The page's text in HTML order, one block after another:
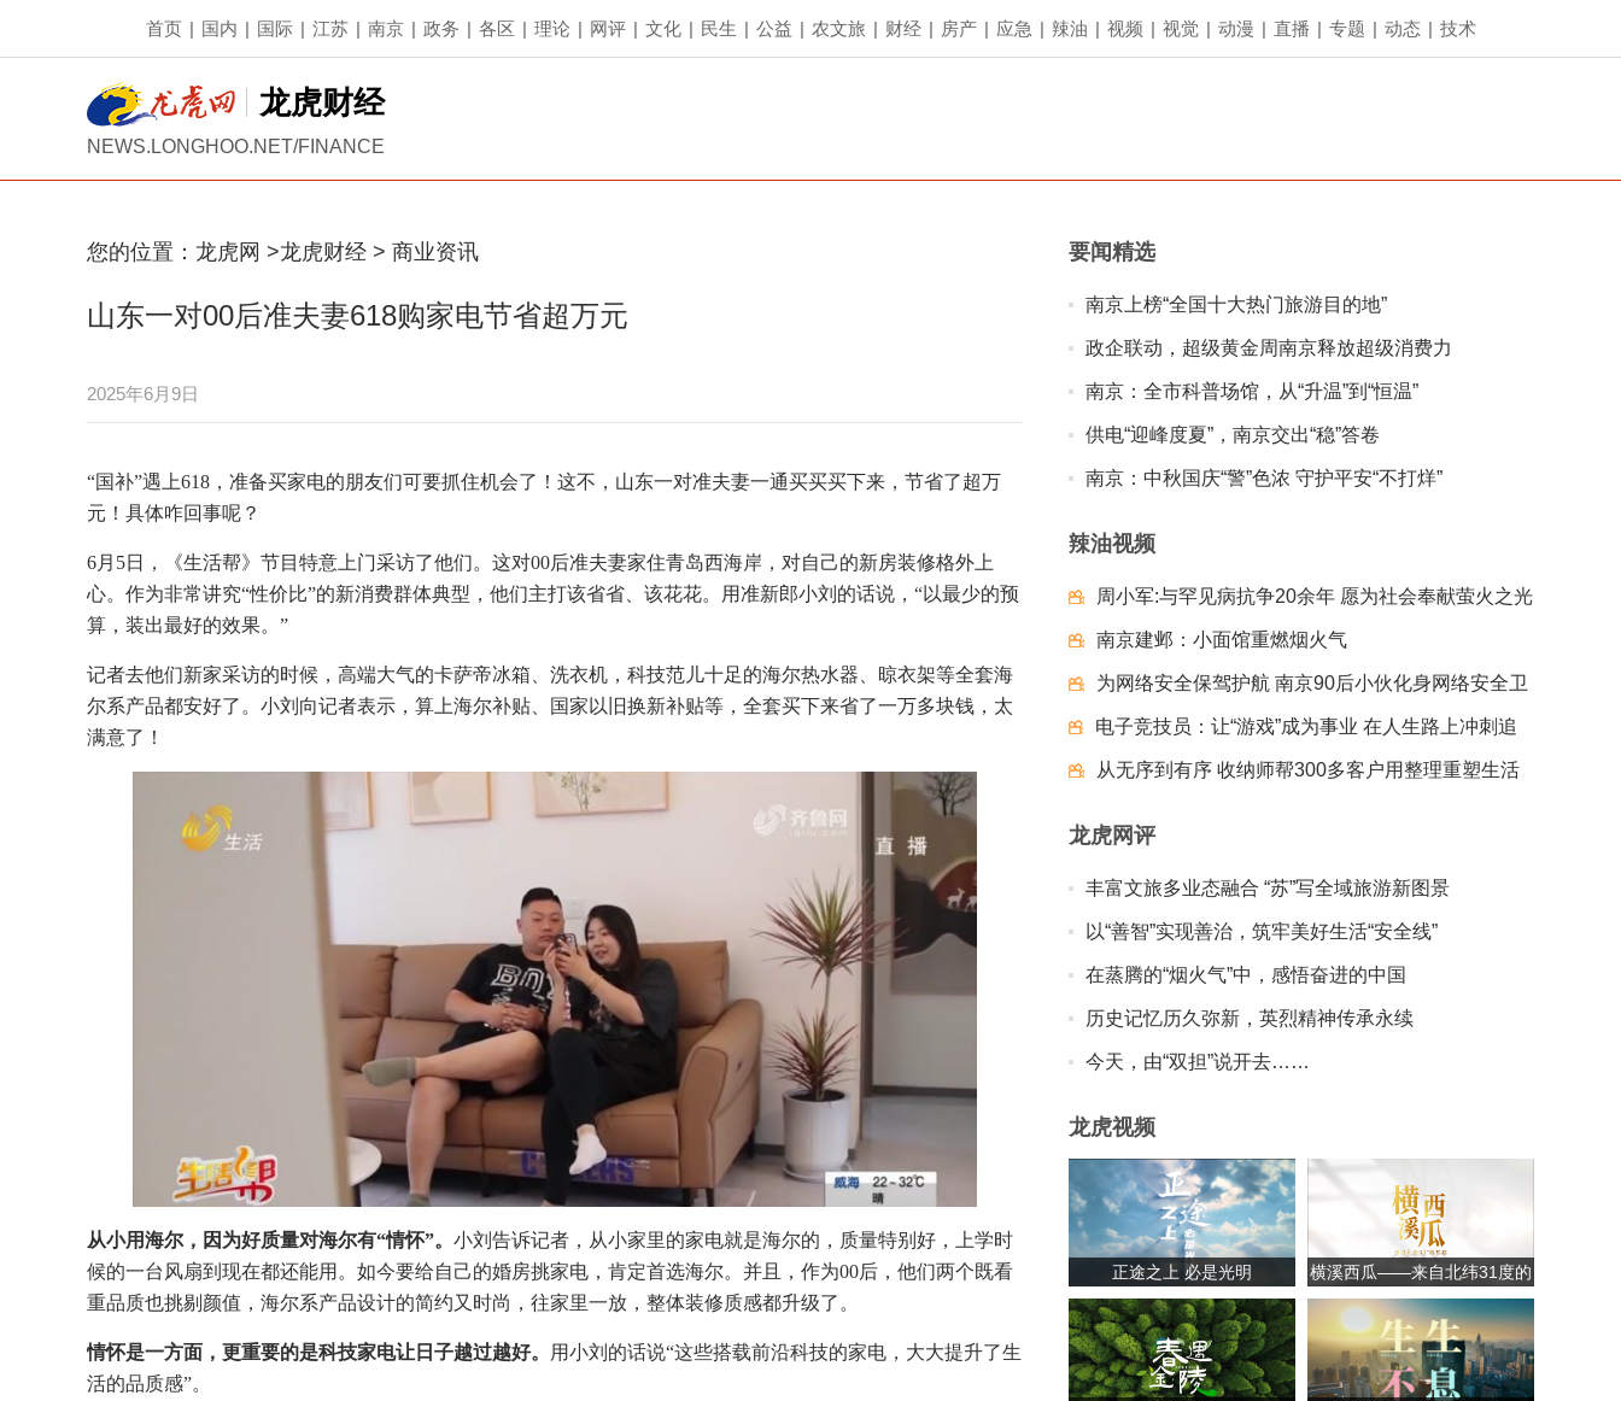
首页 | 国内 | 国际 | 江苏 | 南京 | 政务 | 各区 | 理论 | 网评 | 文化 | 民生 | 公益 | 农文旅 | 财经 | 房产 | 应急 | 辣油 | 视频 | 视觉 | 动漫 | 直播 | 专题 | 动态 | 技术
龙虎财经
NEWS.LONGHOO.NET/FINANCE
您的位置： 龙虎网 >龙虎财经 > 商业资讯
山东一对00后准夫妻618购家电节省超万元
2025年6月9日
“国补”遇上618，准备买家电的朋友们可要抓住机会了！这不，山东一对准夫妻一通买买买下来，节省了超万
元！具体咋回事呢？
6月5日，《生活帮》节目特意上门采访了他们。这对00后准夫妻家住青岛西海岸，对自己的新房装修格外上
心。作为非常讲究“性价比”的新消费群体典型，他们主打该省省、该花花。用准新郎小刘的话说，“以最少的预
算，装出最好的效果。”
记者去他们新家采访的时候，高端大气的卡萨帝冰箱、洗衣机，科技范儿十足的海尔热水器、晾衣架等全套海
尔系产品都安好了。小刘向记者表示，算上海尔补贴、国家以旧换新补贴等，全套买下来省了一万多块钱，太
满意了！
从小用海尔，因为好质量对海尔有“情怀”。 小刘告诉记者，从小家里的家电就是海尔的，质量特别好，上学时
候的一台风扇到现在都还能用。如今要给自己的婚房挑家电，肯定首选海尔。并且，作为00后，他们两个既看
重品质也挑剔颜值，海尔系产品设计的简约又时尚，往家里一放，整体装修质感都升级了。
情怀是一方面，更重要的是科技家电让日子越过越好。
用小刘的话说“这些搭载前沿科技的家电，大大提升了生
活的品质感”。
要闻精选
南京上榜“全国十大热门旅游目的地”
政企联动，超级黄金周南京释放超级消费力
南京：全市科普场馆，从“升温”到“恒温”
供电“迎峰度夏”，南京交出“稳”答卷
南京：中秋国庆“警”色浓 守护平安“不打烊”
辣油视频
周小军:与罕见病抗争20余年 愿为社会奉献萤火之光
南京建邺：小面馆重燃烟火气
为网络安全保驾护航 南京90后小伙化身网络安全卫
士
电子竞技员：让“游戏”成为事业 在人生路上冲刺追
梦夺冠
从无序到有序 收纳师帮300多客户用整理重塑生活
龙虎网评
丰富文旅多业态融合 “苏”写全域旅游新图景
以“善智”实现善治，筑牢美好生活“安全线”
在蒸腾的“烟火气”中，感悟奋进的中国
历史记忆历久弥新，英烈精神传承永续
今天，由“双担”说开去……
龙虎视频
正途之上 必是光明
横溪西瓜——来自北纬31度的
甘甜